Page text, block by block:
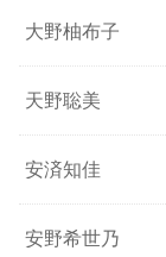
大野柚布子
天野聡美
安済知佳
安野希世乃